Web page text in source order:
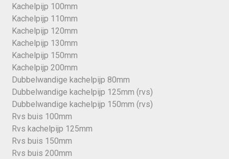
Kachelpijp 100mm
Kachelpijp 110mm
Kachelpijp 120mm
Kachelpijp 130mm
Kachelpijp 150mm
Kachelpijp 200mm
Dubbelwandige kachelpijp 80mm
Dubbelwandige kachelpijp 125mm (rvs)
Dubbelwandige kachelpijp 150mm (rvs)
Rvs buis 100mm
Rvs kachelpijp 125mm
Rvs buis 150mm
Rvs buis 200mm